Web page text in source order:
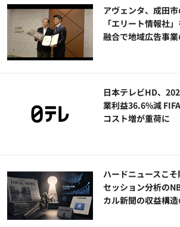
アヴェンタ、成田
「エリート情報社
融合で地域広告事
日本テレビHD、
業利益36.6%減
コスト増が重荷に
ハードニュースこ
セッション分析の
カル新聞の収益構